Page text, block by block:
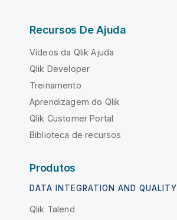
Recursos De Ajuda
Vídeos da Qlik Ajuda
Qlik Developer
Treinamento
Aprendizagem do Qlik
Qlik Customer Portal
Biblioteca de recursos
Produtos
DATA INTEGRATION AND QUALITY
Qlik Talend